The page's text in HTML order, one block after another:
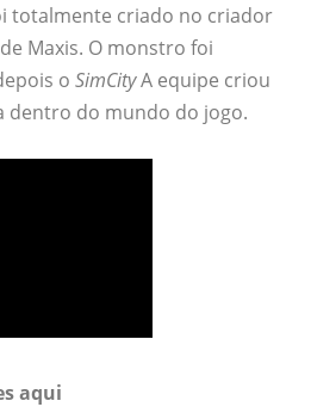
totalmente criado no criador
Maxis. O monstro foi
o SimCityA equipe criou
dentro do mundo do jogo.
aqui